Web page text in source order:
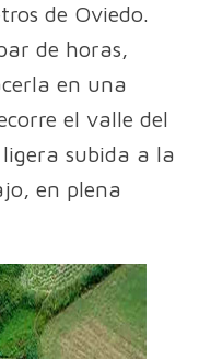
de Oviedo.
de horas,
en una
el valle del
subida a la
en plena